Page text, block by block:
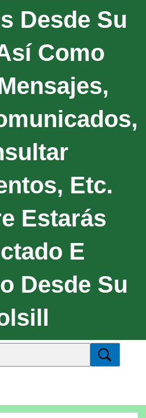
Desde Su
Como
Etc.
Estarás
E
Desde Su